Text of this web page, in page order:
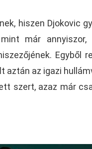
hiszen Djokovic
már annyiszor,
Egyből
aztán az igazi
szert, azaz már